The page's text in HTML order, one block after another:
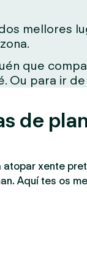
mellores
que
Ou para ir
de
xente
Aquí tes os